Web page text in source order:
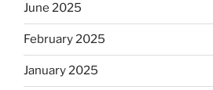
June 2025
February 2025
January 2025